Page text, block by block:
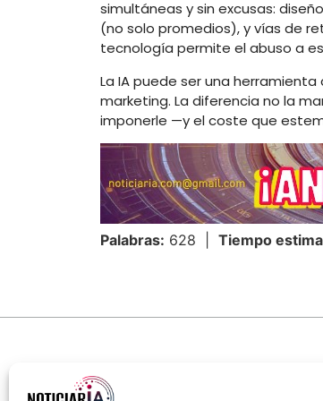
simultáneas y sin excusas:
(no solo promedios), y vías de
tecnología permite el abuso a
La IA puede ser una
marketing. La diferencia no la
imponerle —y el coste que
Palabras: 628 | Tiempo